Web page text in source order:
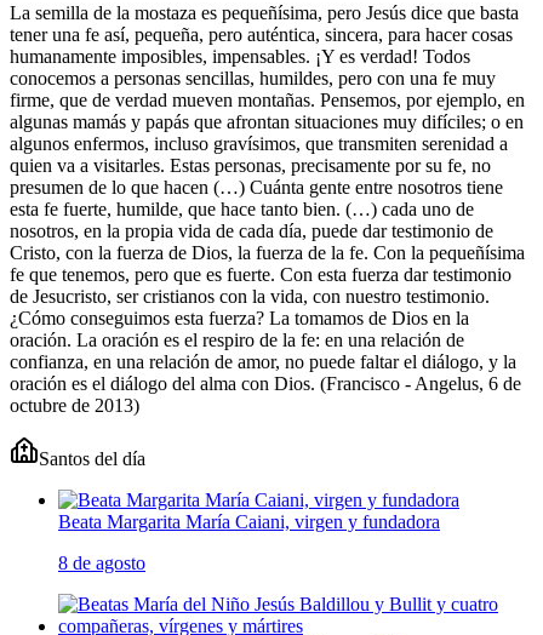
La semilla de la mostaza es pequeñísima, pero Jesús dice que basta
tener una fe así, pequeña, pero auténtica, sincera, para hacer cosas
humanamente imposibles, impensables. ¡Y es verdad! Todos
conocemos a personas sencillas, humildes, pero con una fe muy
firme, que de verdad mueven montañas. Pensemos, por ejemplo, en
algunas mamás y papás que afrontan situaciones muy difíciles; o en
algunos enfermos, incluso gravísimos, que transmiten serenidad a
quien va a visitarles. Estas personas, precisamente por su fe, no
presumen de lo que hacen (…) Cuánta gente entre nosotros tiene
esta fe fuerte, humilde, que hace tanto bien. (…) cada uno de
nosotros, en la propia vida de cada día, puede dar testimonio de
Cristo, con la fuerza de Dios, la fuerza de la fe. Con la pequeñísima
fe que tenemos, pero que es fuerte. Con esta fuerza dar testimonio
de Jesucristo, ser cristianos con la vida, con nuestro testimonio.
¿Cómo conseguimos esta fuerza? La tomamos de Dios en la
oración. La oración es el respiro de la fe: en una relación de
confianza, en una relación de amor, no puede faltar el diálogo, y la
oración es el diálogo del alma con Dios. (Francisco - Angelus, 6 de
octubre de 2013)
Santos del día
Beata Margarita María Caiani, virgen y fundadora
8 de agosto